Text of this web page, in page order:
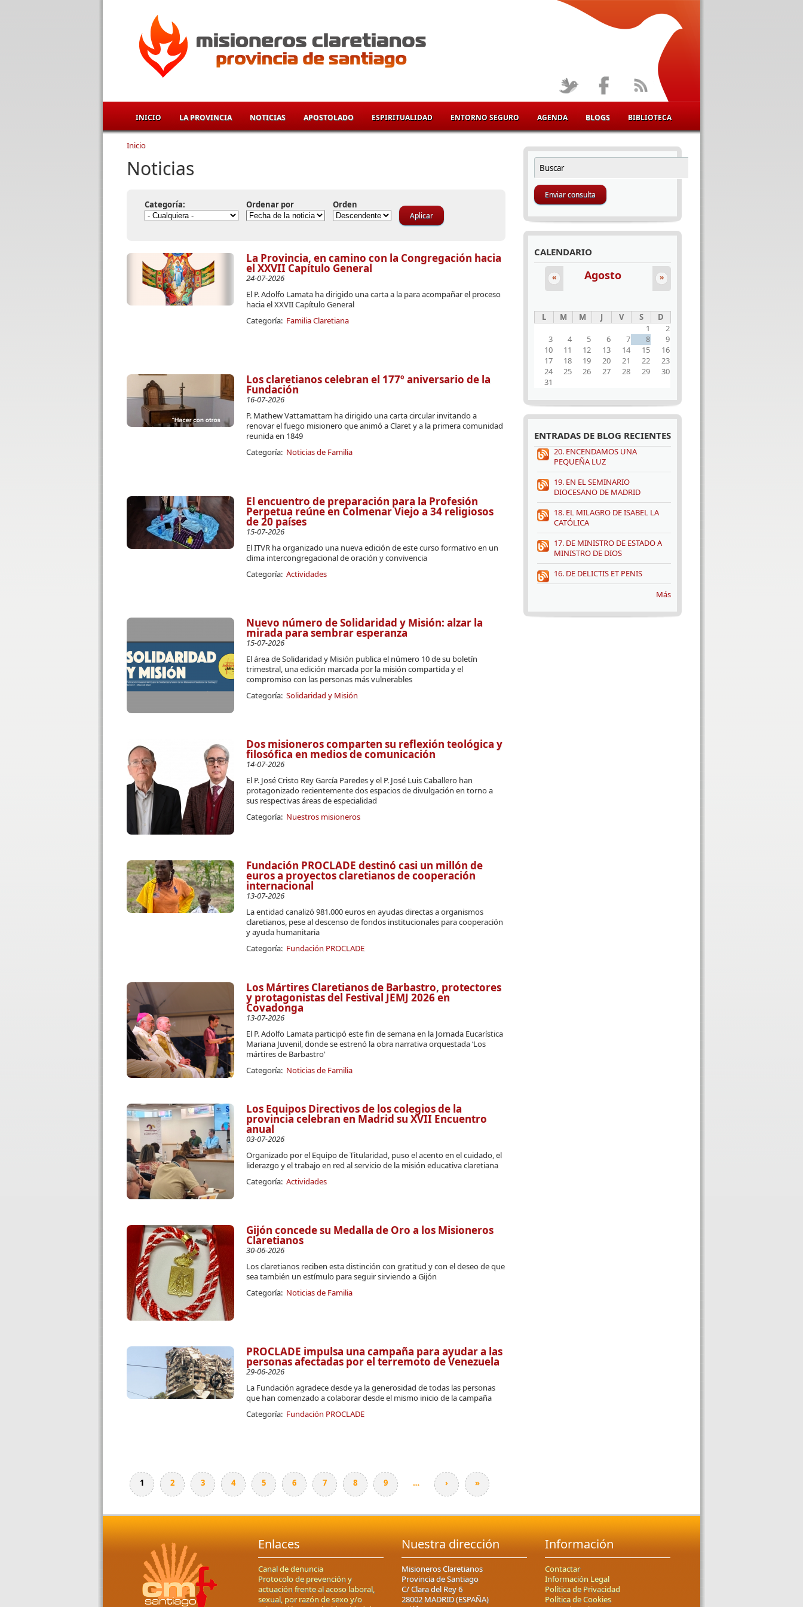
INICIO LA PROVINCIA NOTICIAS APOSTOLADO ESPIRITUALIDAD ENTORNO SEGURO AGENDA BLOGS BIBLIOTECA
Se encuentra usted aquí
Inicio
Noticias
Categoría: Ordenar por Orden
La Provincia, en camino con la Congregación hacia
el XXVII Capítulo General
24-07-2026
El P. Adolfo Lamata ha dirigido una carta a la para acompañar el proceso
hacia el XXVII Capítulo General
Categoría: Familia Claretiana
Los claretianos celebran el 177º aniversario de la
Fundación
16-07-2026
P. Mathew Vattamattam ha dirigido una carta circular invitando a
renovar el fuego misionero que animó a Claret y a la primera comunidad
reunida en 1849
Categoría: Noticias de Familia
El encuentro de preparación para la Profesión
Perpetua reúne en Colmenar Viejo a 34 religiosos
de 20 países
15-07-2026
El ITVR ha organizado una nueva edición de este curso formativo en un
clima intercongregacional de oración y convivencia
Categoría: Actividades
Nuevo número de Solidaridad y Misión: alzar la
mirada para sembrar esperanza
15-07-2026
El área de Solidaridad y Misión publica el número 10 de su boletín
trimestral, una edición marcada por la misión compartida y el
compromiso con las personas más vulnerables
Categoría: Solidaridad y Misión
Dos misioneros comparten su reflexión teológica y
filosófica en medios de comunicación
14-07-2026
El P. José Cristo Rey García Paredes y el P. José Luis Caballero han
protagonizado recientemente dos espacios de divulgación en torno a
sus respectivas áreas de especialidad
Categoría: Nuestros misioneros
Fundación PROCLADE destinó casi un millón de
euros a proyectos claretianos de cooperación
internacional
13-07-2026
La entidad canalizó 981.000 euros en ayudas directas a organismos
claretianos, pese al descenso de fondos institucionales para cooperación
y ayuda humanitaria
Categoría: Fundación PROCLADE
Los Mártires Claretianos de Barbastro, protectores
y protagonistas del Festival JEMJ 2026 en
Covadonga
13-07-2026
El P. Adolfo Lamata participó este fin de semana en la Jornada Eucarística
Mariana Juvenil, donde se estrenó la obra narrativa orquestada ‘Los
mártires de Barbastro’
Categoría: Noticias de Familia
Los Equipos Directivos de los colegios de la
provincia celebran en Madrid su XVII Encuentro
anual
03-07-2026
Organizado por el Equipo de Titularidad, puso el acento en el cuidado, el
liderazgo y el trabajo en red al servicio de la misión educativa claretiana
Categoría: Actividades
Gijón concede su Medalla de Oro a los Misioneros
Claretianos
30-06-2026
Los claretianos reciben esta distinción con gratitud y con el deseo de que
sea también un estímulo para seguir sirviendo a Gijón
Categoría: Noticias de Familia
PROCLADE impulsa una campaña para ayudar a las
personas afectadas por el terremoto de Venezuela
29-06-2026
La Fundación agradece desde ya la generosidad de todas las personas
que han comenzado a colaborar desde el mismo inicio de la campaña
Categoría: Fundación PROCLADE
Páginas
1 2 3 4 5 6 7 8 9 … › »
FORMULARIO DE BÚSQUEDA
Buscar
CALENDARIO
Agosto
« »
L M M J V S
D
1
2
3
4 5 6 7 8
9
10
11 12 13 14 15
16
17
18 19 20 21 22
23
24
25 26 27 28 29
30
31
ENTRADAS DE BLOG RECIENTES
20. ENCENDAMOS UNA
PEQUEÑA LUZ
19. EN EL SEMINARIO
DIOCESANO DE MADRID
18. EL MILAGRO DE ISABEL LA
CATÓLICA
17. DE MINISTRO DE ESTADO A
MINISTRO DE DIOS
16. DE DELICTIS ET PENIS
Más
Enlaces
Canal de denuncia
Protocolo de prevención y
actuación frente al acoso laboral,
sexual, por razón de sexo y/o
Nuestra dirección
Misioneros Claretianos
Provincia de Santiago
C/ Clara del Rey 6
28002 MADRID (ESPAÑA)
Información
Contactar
Información Legal
Política de Privacidad
Política de Cookies